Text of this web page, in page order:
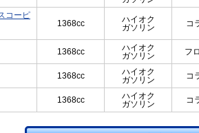
コーピ
1368cc
ハイオク
ガソリン
コ
1368cc
ハイオク
ガソリン
フ
1368cc
ハイオク
ガソリン
コ
1368cc
ハイオク
ガソリン
コ